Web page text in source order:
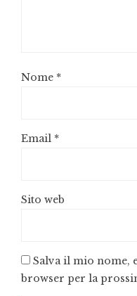
Nome *
Email *
Sito web
Salva il mio nome,
browser per la